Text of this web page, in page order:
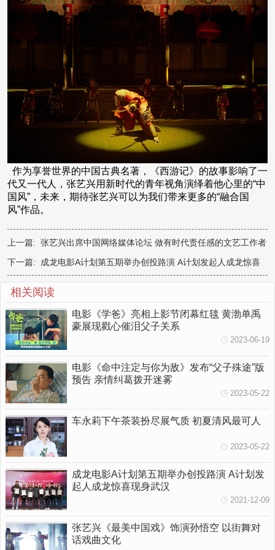
作为享誉世界的中国古典名著，《西游记》的故事影响了一
代又一代人，张艺兴用新时代的青年视角演绎着他心里的“中
国风”，未来，期待张艺兴可以为我们带来更多的“融合国
风”作品。
上一篇: 张艺兴出席中国网络媒体论坛 做有时代责任感的文艺工作者
下一篇: 成龙电影A计划第五期举办创投路演 A计划发起人成龙惊喜
相关阅读
电影《学爸》亮相上影节闭幕红毯 黄渤单禹
豪展现戳心催泪父子关系
2023-06-19
电影《命中注定与你为敌》发布“父子殊途”版
预告 亲情纠葛拨开迷雾
2023-05-22
车永莉下午茶装扮尽展气质 初夏清风最可人
2023-05-22
成龙电影A计划第五期举办创投路演 A计划发
起人成龙惊喜现身武汉
2021-12-09
张艺兴《最美中国戏》饰演孙悟空 以街舞对
话戏曲文化